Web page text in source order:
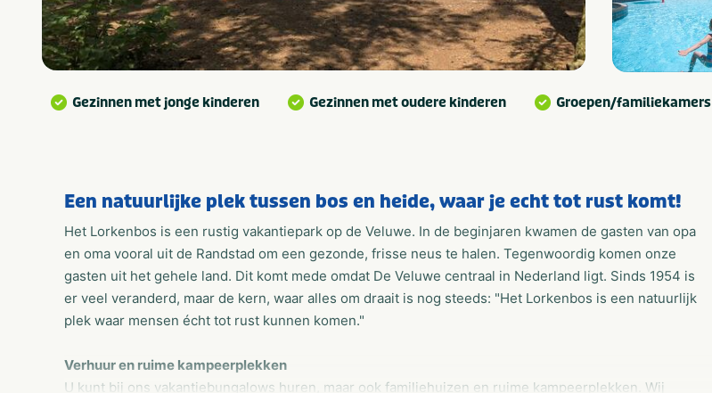
Gezinnen met jonge kinderen Gezinnen met oudere kinderen Groepen/familiekamers
Een natuurlijke plek tussen bos en heide, waar je echt tot rust komt!
Het Lorkenbos is een rustig vakantiepark op de Veluwe. In de beginjaren kwamen de gasten van opa
en oma vooral uit de Randstad om een gezonde, frisse neus te halen. Tegenwoordig komen onze
gasten uit het gehele land. Dit komt mede omdat De Veluwe centraal in Nederland ligt. Sinds 1954 is
er veel veranderd, maar de kern, waar alles om draait is nog steeds: "Het Lorkenbos is een natuurlijk
plek waar mensen écht tot rust kunnen komen."
Verhuur en ruime kampeerplekken
U kunt bij ons vakantiebungalows huren, maar ook familiehuizen en ruime kampeerplekken. Wij